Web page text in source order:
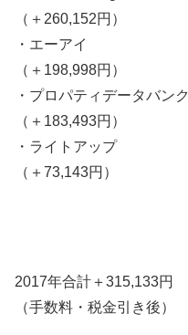
（＋260,152円）
・エーアイ
（＋198,998円）
・プロパティデータバンク
（＋183,493円）
・ライトアップ
（＋73,143円）
2017年合計＋315,133円
（手数料・税金引き後）